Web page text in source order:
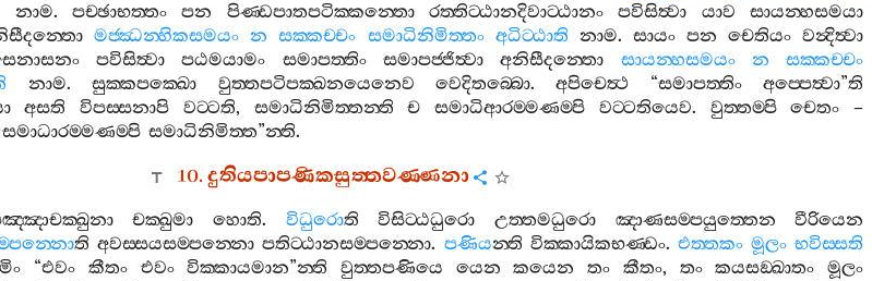
නාම.පච‍්ඡාභත‍්තං පන පිණ‍්ඩපාතපටික‍්කන‍්තො රත‍්තිට‍්ඨානදිවාට‍්ඨානං පවිසිත්‍වා යාව
සායන‍්හසමයා
මජ‍්ඣන‍්හිකසමයං න සක‍්කච‍්චං සමාධිනිමිත‍්තං අධිට‍්ඨාති නාම. සායං පන චෙතියං වන්‍දිත්‍වා
පවිසිත්‍වා පඨමයාමං සමාපත‍්තිං සමාපජ‍්ජිත්‍වා අනිසීදන‍්තො සායන‍්හසමයං න
සක‍්කච‍්චං
නාම.සුක‍්කපක‍්ඛො වුත‍්තපටිපක‍්ඛනයෙනෙව වෙදිතබ‍්බො.අපිචෙත්‍ථ “සමාපත‍්තිං අප‍්පෙත්‍වා”ති
අසති විපස‍්සනාපි වට‍්ටති, සමාධිනිමිත‍්තන‍්ති ච සමාධිආරම‍්මණම‍්පි වට‍්ටතියෙව. වුත‍්තම‍්පි චෙතං –
සමාධාරම‍්මණම‍්පි සමාධිනිමිත‍්ත”න‍්ති.
10.දුතියපාපණිකසුත‍්තවණ‍්ණනා
චක‍්ඛුමා හොති. විධුරොති විසිට‍්ඨධුරො උත‍්තමධුරො ඤාණසම‍්පයුත‍්තෙන
වීරියෙන
ති අවස‍්සයසම‍්පන‍්නො පතිට‍්ඨානසම‍්පන‍්නො. පණියන‍්ති වික‍්කායිකභණ‍්ඩං. එත‍්තකං මූලං භවිස‍්සති
“එවං කීතං එවං වික‍්කායමාන”න‍්ති වුත‍්තපණියෙ යෙන කයෙන තං කීතං, තං කයසඞ‍්ඛාතං
මූලං